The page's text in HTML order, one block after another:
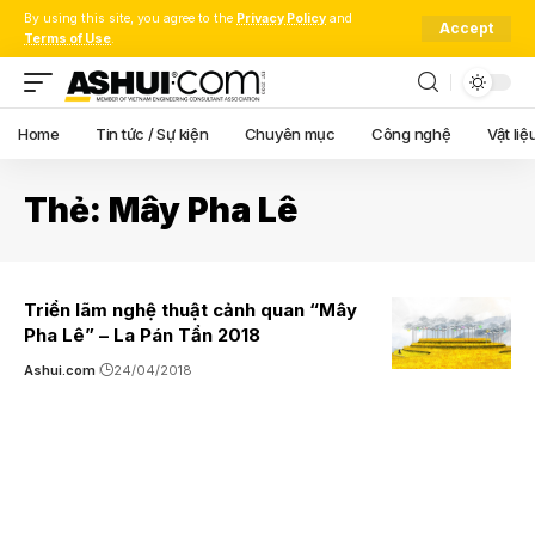
By using this site, you agree to the Privacy Policy and
Terms of Use.
Accept
Home Tin tức / Sự kiện Chuyên mục Công nghệ Vật
Thẻ: Mây Pha Lê
Triển lãm nghệ thuật cảnh quan “Mây
Pha Lê” – La Pán Tẩn 2018
Ashui.com 24/04/2018